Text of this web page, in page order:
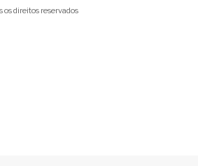
direitos reservados